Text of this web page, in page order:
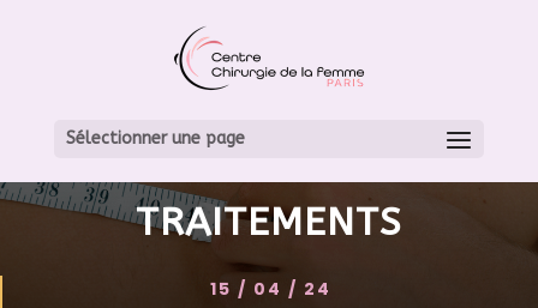
Sélectionner une page
LE SYNDROME DE
TRAITEMENTS
15 / 04 / 24